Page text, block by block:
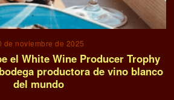
de noviembre de 2025
el White Wine Producer Trophy
productora de vino blanco
del mundo